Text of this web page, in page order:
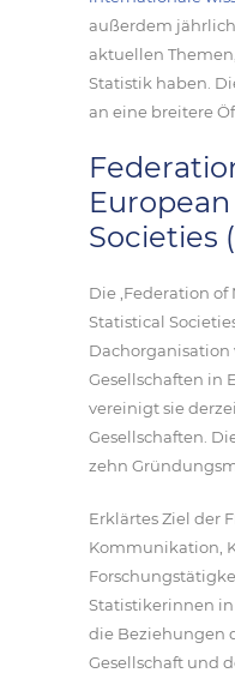
außerdem
aktuellen
Statistik haben.
an eine breitere
Societies
Die ‚Federation
Statistical
Dachorganisation
Gesellschaften in
vereinigt sie
Gesellschaften.
zehn
Erklärtes Ziel der
Kommunikation,
Statistikerinnen
die Beziehungen
Gesellschaft und